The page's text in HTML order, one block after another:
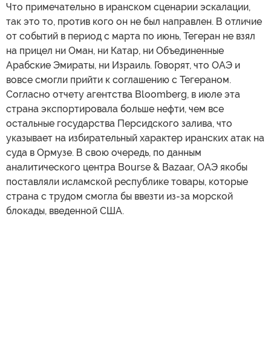
Что примечательно в иранском сценарии эскалации,
так это то, против кого он не был направлен. В отличие
от событий в период с марта по июнь, Тегеран не взял
на прицел ни Оман, ни Катар, ни Объединенные
Арабские Эмираты, ни Израиль. Говорят, что ОАЭ и
вовсе смогли прийти к соглашению с Тегераном.
Согласно отчету агентства Bloomberg, в июле эта
страна экспортировала больше нефти, чем все
остальные государства Персидского залива, что
указывает на избирательный характер иранских атак на
суда в Ормузе. В свою очередь, по данным
аналитического центра Bourse & Bazaar, ОАЭ якобы
поставляли исламской республике товары, которые
страна с трудом смогла бы ввезти из-за морской
блокады, введенной США.